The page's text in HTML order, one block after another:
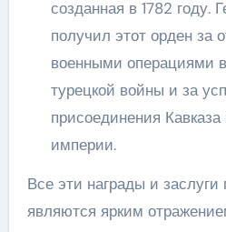
созданная в 1782 году.
получил этот орден за
военными операциями
турецкой войны и за
присоединения Кавказа
империи.
Все эти награды и
являются ярким